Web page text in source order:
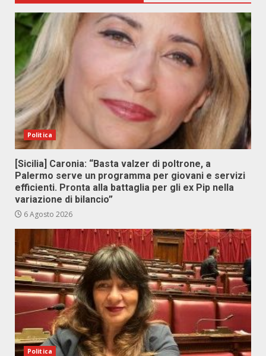
Politica
[Sicilia] Caronia: “Basta valzer di poltrone, a
Palermo serve un programma per giovani e servizi
efficienti. Pronta alla battaglia per gli ex Pip nella
variazione di bilancio”
6 Agosto 2026
Politica